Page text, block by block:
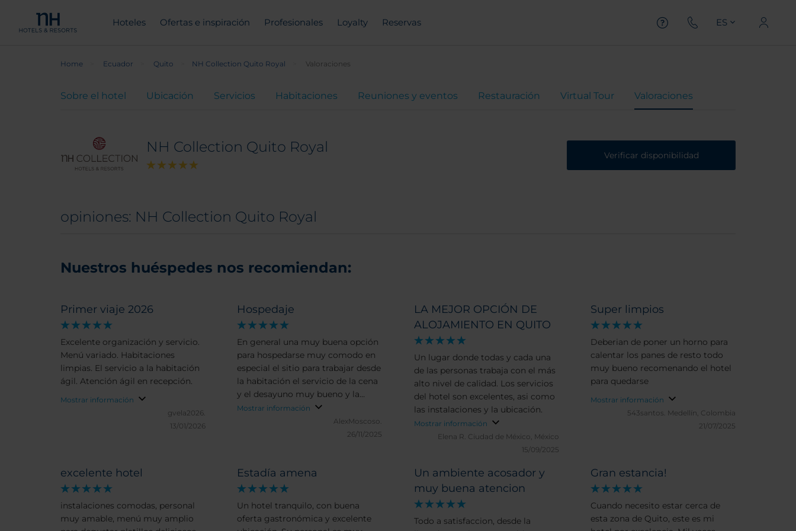
Hoteles Ofertas e inspiración Profesionales Loyalty Reservas ES
Home Ecuador Quito NH Collection Quito Royal Valoraciones
Sobre el hotel Ubicación Servicios Habitaciones Reuniones y eventos Restauración Virtual Tour Valoraciones
NH Collection Quito Royal Verificar disponibilidad
opiniones: NH Collection Quito Royal
Nuestros huéspedes nos recomiendan:
Estadía amena
Un hotel tranquilo, con buena
oferta gastronómica y excelente
Un ambiente acosador y
muy buena atencion
Todo a satisfaccion, desde la
Gran estancia!
Cuando necesito estar cerca de
esta zona de Quito, este es mi
Primer viaje 2026
Excelente organización y servicio.
Menú variado. Habitaciones
limpias. El servicio a la habitación
ágil. Atención ágil en recepción.
Mostrar información
gvela2026.
13/01/2026
Hospedaje
En general una muy buena opción
para hospedarse muy comodo en
especial el sitio para trabajar desde
la habitación el servicio de la cena
y el desayuno muy bueno y la
amabilidad en cada momento
Mostrar información
AlexMoscoso.
26/11/2025
LA MEJOR OPCIÓN DE
ALOJAMIENTO EN QUITO
Un lugar donde todas y cada una
de las personas trabaja con el más
alto nivel de calidad. Los servicios
del hotel son excelentes, asi como
las instalaciones y la ubicación.
Mostrar información
Elena R. Ciudad de México, México
15/09/2025
Super limpios
Deberian de poner un horno para
calentar los panes de resto todo
muy bueno recomenando el hotel
para quedarse
Mostrar información
543santos. Medellín, Colombia
21/07/2025
excelente hotel
instalaciones comodas, personal
muy amable, menú muy amplio